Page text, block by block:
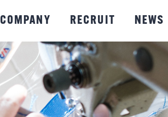
COMPANY RECRUIT NEWS